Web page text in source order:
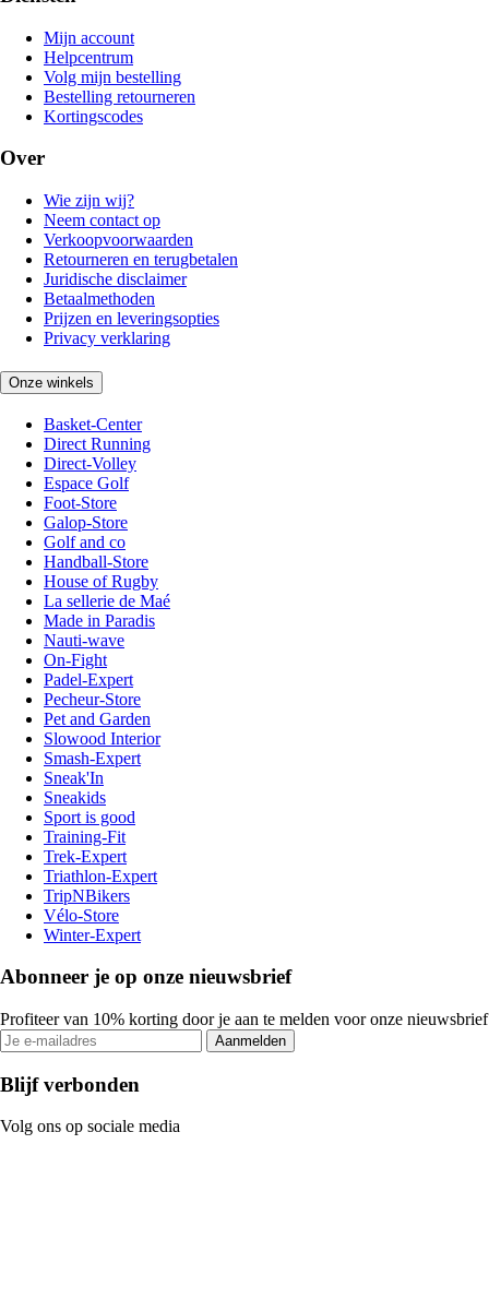
Mijn account
Helpcentrum
Volg mijn bestelling
Bestelling retourneren
Kortingscodes
Over
Wie zijn wij?
Neem contact op
Verkoopvoorwaarden
Retourneren en terugbetalen
Juridische disclaimer
Betaalmethoden
Prijzen en leveringsopties
Privacy verklaring
Onze winkels
Basket-Center
Direct Running
Direct-Volley
Espace Golf
Foot-Store
Galop-Store
Golf and co
Handball-Store
House of Rugby
La sellerie de Maé
Made in Paradis
Nauti-wave
On-Fight
Padel-Expert
Pecheur-Store
Pet and Garden
Slowood Interior
Smash-Expert
Sneak'In
Sneakids
Sport is good
Training-Fit
Trek-Expert
Triathlon-Expert
TripNBikers
Vélo-Store
Winter-Expert
Abonneer je op onze nieuwsbrief
Profiteer van 10% korting door je aan te melden voor onze nieuwsbrief
Aanmelden
Blijf verbonden
Volg ons op sociale media